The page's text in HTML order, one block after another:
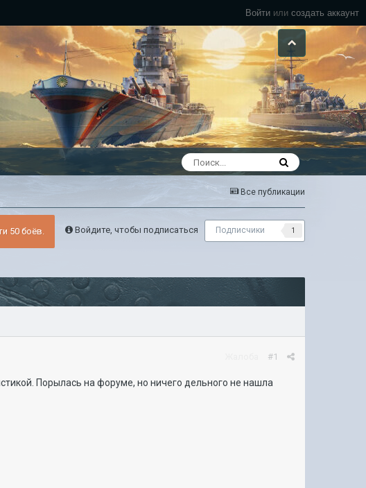
Войти или создать аккаунт
Все публикации
Войдите, чтобы подписаться Подписчики 1
50 боёв.
#1
Порылась на форуме, но ничего дельного не нашла